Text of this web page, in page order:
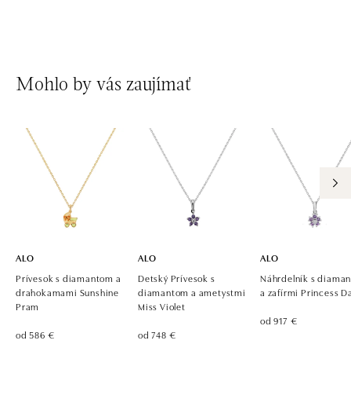
Mohlo by vás zaujímať
ALO
Prívesok s diamantom a
drahokamami Sunshine
Pram
od 586 €
ALO
Detský Prívesok s
diamantom a ametystmi
Miss Violet
od 748 €
ALO
Náhrdelník s
a zafírmi Princess
od 917 €